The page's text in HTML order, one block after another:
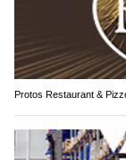
Protos Restaurant &